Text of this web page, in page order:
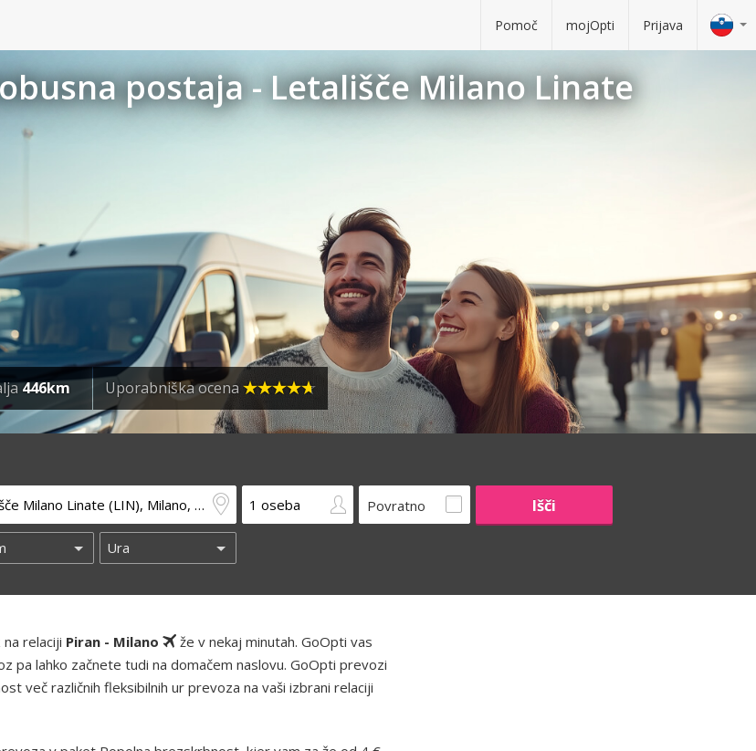
Pomoč mojOpti Prijava
postaja - Letališče Milano Linate
446km Uporabniška ocena
Povratno
relaciji Piran - Milano
že v nekaj minutah. GoOpti vas
pa lahko začnete tudi na domačem naslovu. GoOpti prevozi
več različnih fleksibilnih ur prevoza na vaši izbrani relaciji